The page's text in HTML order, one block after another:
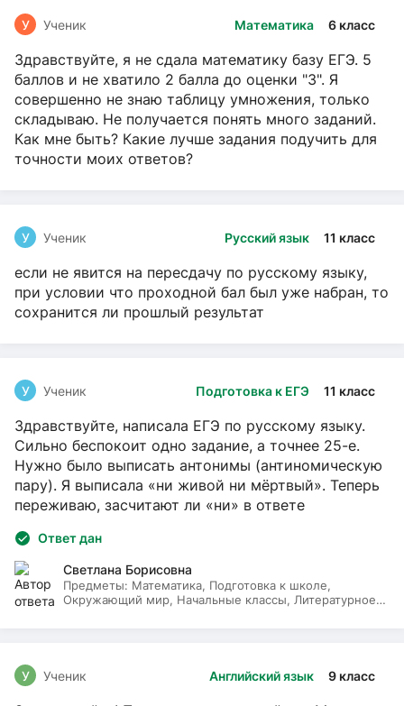
Математика 6 класс
У Ученик
Здравствуйте, я не сдала математику базу ЕГЭ. 5
баллов и не хватило 2 балла до оценки "3". Я
совершенно не знаю таблицу умножения, только
складываю. Не получается понять много заданий.
Как мне быть? Какие лучше задания подучить для
точности моих ответов?
Русский язык 11 класс
У Ученик
если не явится на пересдачу по русскому языку,
при условии что проходной бал был уже набран, то
сохранится ли прошлый результат
Подготовка к ЕГЭ 11 класс
У Ученик
Здравствуйте, написала ЕГЭ по русскому языку.
Сильно беспокоит одно задание, а точнее 25-е.
Нужно было выписать антонимы (антиномическую
пару). Я выписала «ни живой ни мёртвый». Теперь
переживаю, засчитают ли «ни» в ответе
Ответ дан
Светлана Борисовна
Предметы: Математика, Подготовка к школе,
Окружающий мир, Начальные классы, Литературное
Английский язык 9 класс
У Ученик